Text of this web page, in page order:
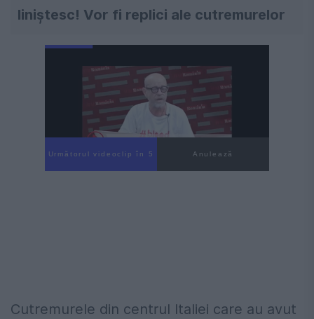
liniștesc! Vor fi replici ale cutremurelor
Următorul videoclip în 4 Anulează
Cutremurele din centrul Italiei care au avut